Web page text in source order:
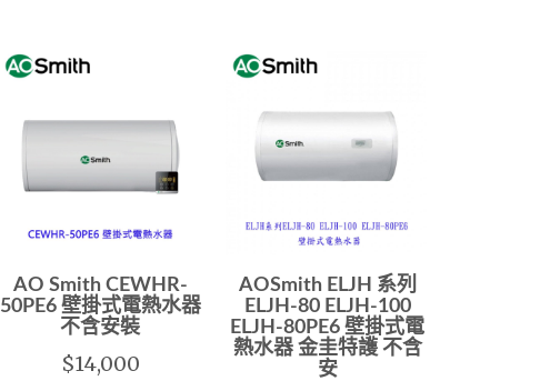
AO Smith CEWHR-
50PE6 壁掛式電熱水器
不含安裝
$14,000
AOSmith ELJH 系列
ELJH-80 ELJH-100
ELJH-80PE6 壁掛式電
熱水器 金圭特護 不含
安